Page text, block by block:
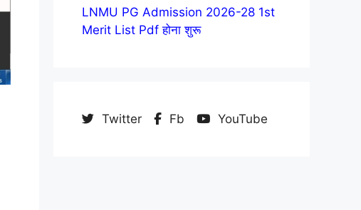
LNMU PG Admission 2026-28 1st
Merit List Pdf होना शुरू
Twitter Fb YouTube